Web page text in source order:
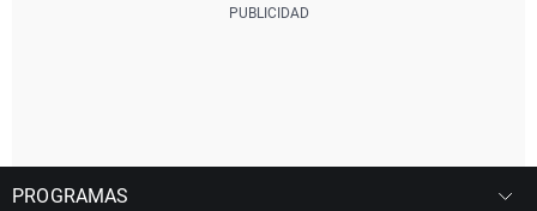
PROGRAMAS